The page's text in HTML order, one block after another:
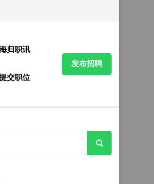
归职讯
交职位
发布招聘